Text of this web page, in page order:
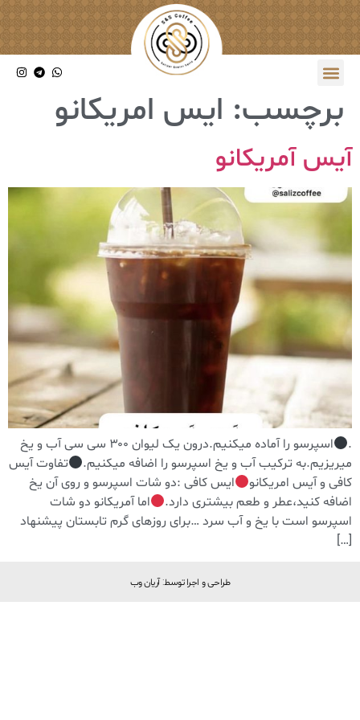
برچسب: ایس امریکانو
آیس آمریکانو
.
اسپرسو را آماده میکنیم.درون یک لیوان ۳۰۰ سی سی آب و یخ
میریزیم.به ترکیب آب و یخ اسپرسو را اضافه میکنیم.
تفاوت آیس
کافی و آیس امریکانو
ایس کافی :دو شات اسپرسو و روی آن یخ
اضافه کنید،عطر و طعم بیشتری دارد.
اما آمریکانو دو شات
اسپرسو است با یخ و آب سرد …برای روزهای گرم تابستان پیشنهاد
[…]
طراحی و اجرا توسط: آریان وب